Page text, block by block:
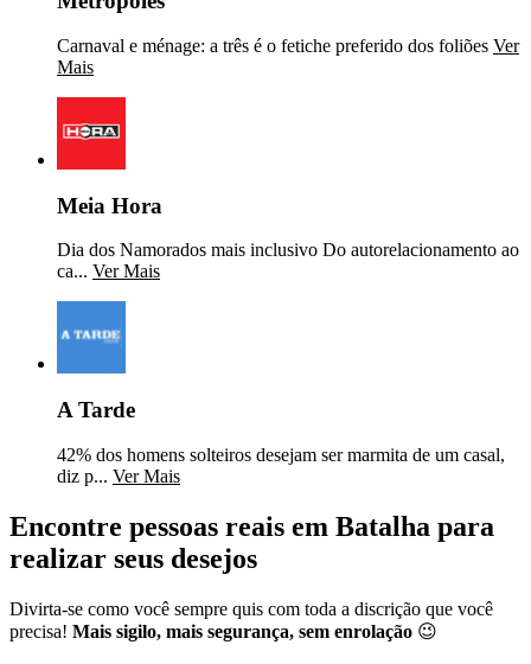
Carnaval e ménage: a três é o fetiche preferido dos foliões Ver
Mais
Meia Hora
Dia dos Namorados mais inclusivo Do autorelacionamento ao
ca... Ver Mais
A Tarde
42% dos homens solteiros desejam ser marmita de um casal,
diz p... Ver Mais
Encontre pessoas reais em Batalha para
realizar seus desejos
Divirta-se como você sempre quis com toda a discrição que você
precisa! Mais sigilo, mais segurança, sem enrolação 😉